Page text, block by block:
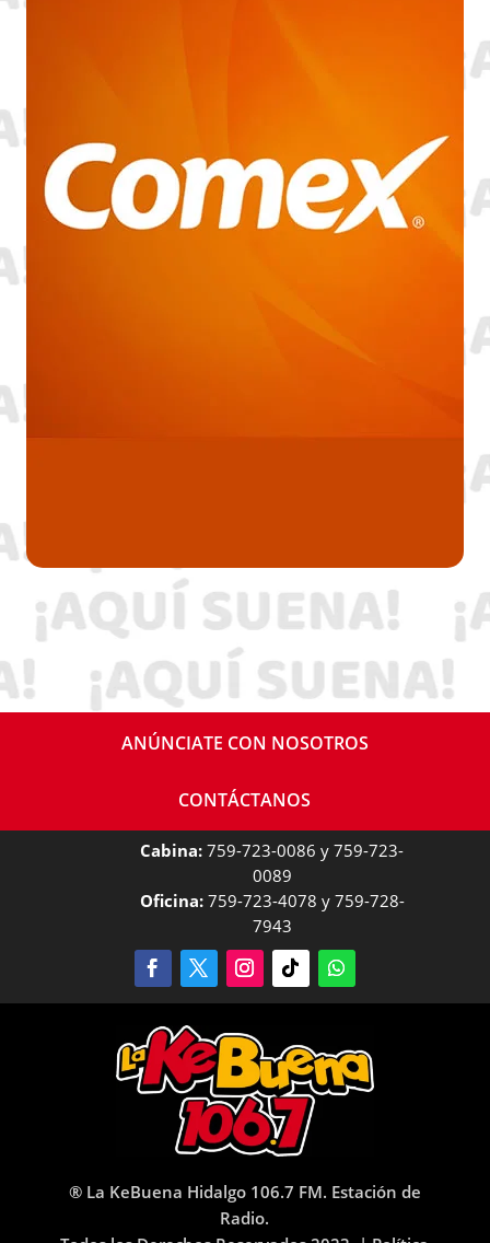
ANÚNCIATE CON NOSOTROS
CONTÁCTANOS
Cabina: 759-723-0086 y 759-723-
0089
Oficina:759-723-4078 y 759-728-
7943
® La KeBuena Hidalgo 106.7 FM. Estación de
Radio.